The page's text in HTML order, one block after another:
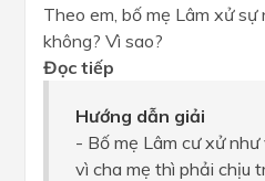
Theo em, bố mẹ Lâm xử
không? Vì sao?
Đọc tiếp
Hướng dẫn giải
- Bố mẹ Lâm cư xử như
vì cha mẹ thì phải chịu